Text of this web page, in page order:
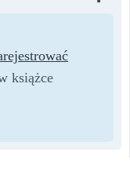
książce